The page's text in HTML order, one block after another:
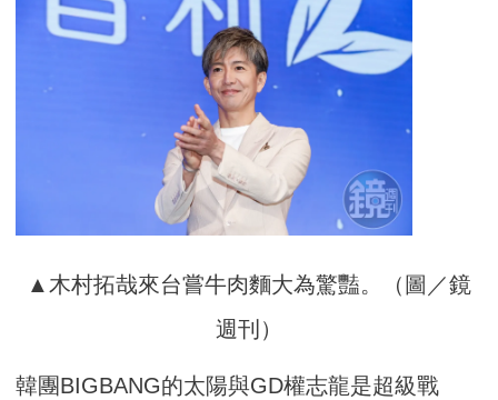
▲木村拓哉來台嘗牛肉麵大為驚豔。（圖／鏡
週刊）
韓團BIGBANG的太陽與GD權志龍是超級戰